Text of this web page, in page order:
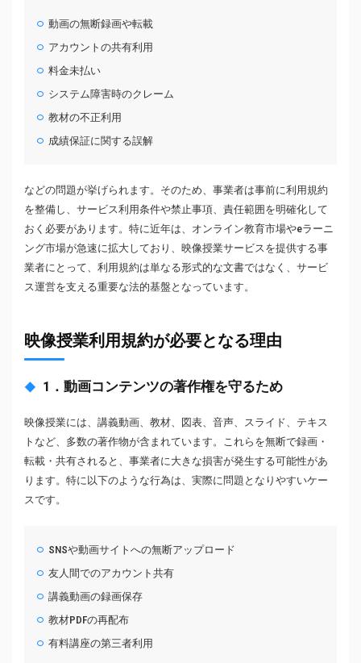
動画の無断録画や転載
アカウントの共有利用
料金未払い
システム障害時のクレーム
教材の不正利用
成績保証に関する誤解
などの問題が挙げられます。そのため、事業者は事前に利用規約
を整備し、サービス利用条件や禁止事項、責任範囲を明確化して
おく必要があります。特に近年は、オンライン教育市場やeラーニ
ング市場が急速に拡大しており、映像授業サービスを提供する事
業者にとって、利用規約は単なる形式的な文書ではなく、サービ
ス運営を支える重要な法的基盤となっています。
映像授業利用規約が必要となる理由
1．動画コンテンツの著作権を守るため
映像授業には、講義動画、教材、図表、音声、スライド、テキス
トなど、多数の著作物が含まれています。これらを無断で録画・
転載・共有されると、事業者に大きな損害が発生する可能性があ
ります。特に以下のような行為は、実際に問題となりやすいケー
スです。
SNSや動画サイトへの無断アップロード
友人間でのアカウント共有
講義動画の録画保存
教材PDFの再配布
有料講座の第三者利用